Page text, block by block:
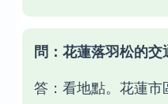
問：花蓮落羽松的交
答：看地點。花蓮市